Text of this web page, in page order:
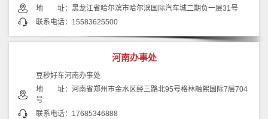
地 址：黑龙江省哈尔滨市哈尔滨国际汽车城二期负一层31号
联系电话：15583625500
河南办事处
豆秒好车河南办事处
地 址：河南省郑州市金水区经三路北95号格林融熙国际7层704
号
联系电话：17685346888